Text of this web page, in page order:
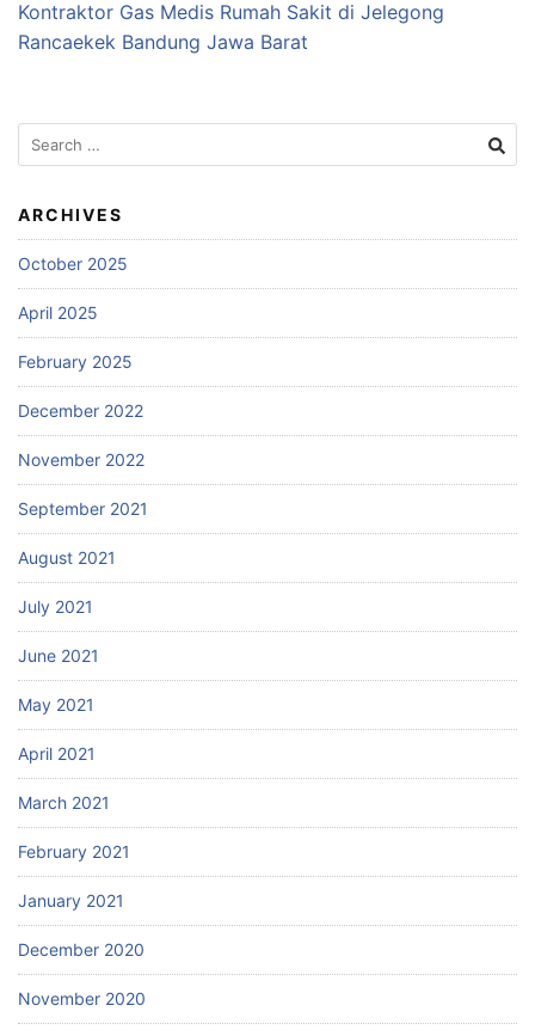
Kontraktor Gas Medis Rumah Sakit di Jelegong
Rancaekek Bandung Jawa Barat
Search
for:
ARCHIVES
October 2025
April 2025
February 2025
December 2022
November 2022
September 2021
August 2021
July 2021
June 2021
May 2021
April 2021
March 2021
February 2021
January 2021
December 2020
November 2020